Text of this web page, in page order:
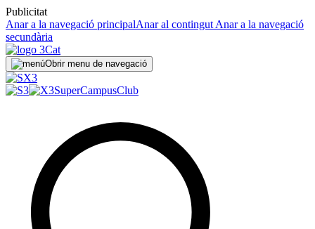
Publicitat
Anar a la navegació principalAnar al contingut Anar a la navegació
secundària
Obrir menu de navegació
SuperCampusClub